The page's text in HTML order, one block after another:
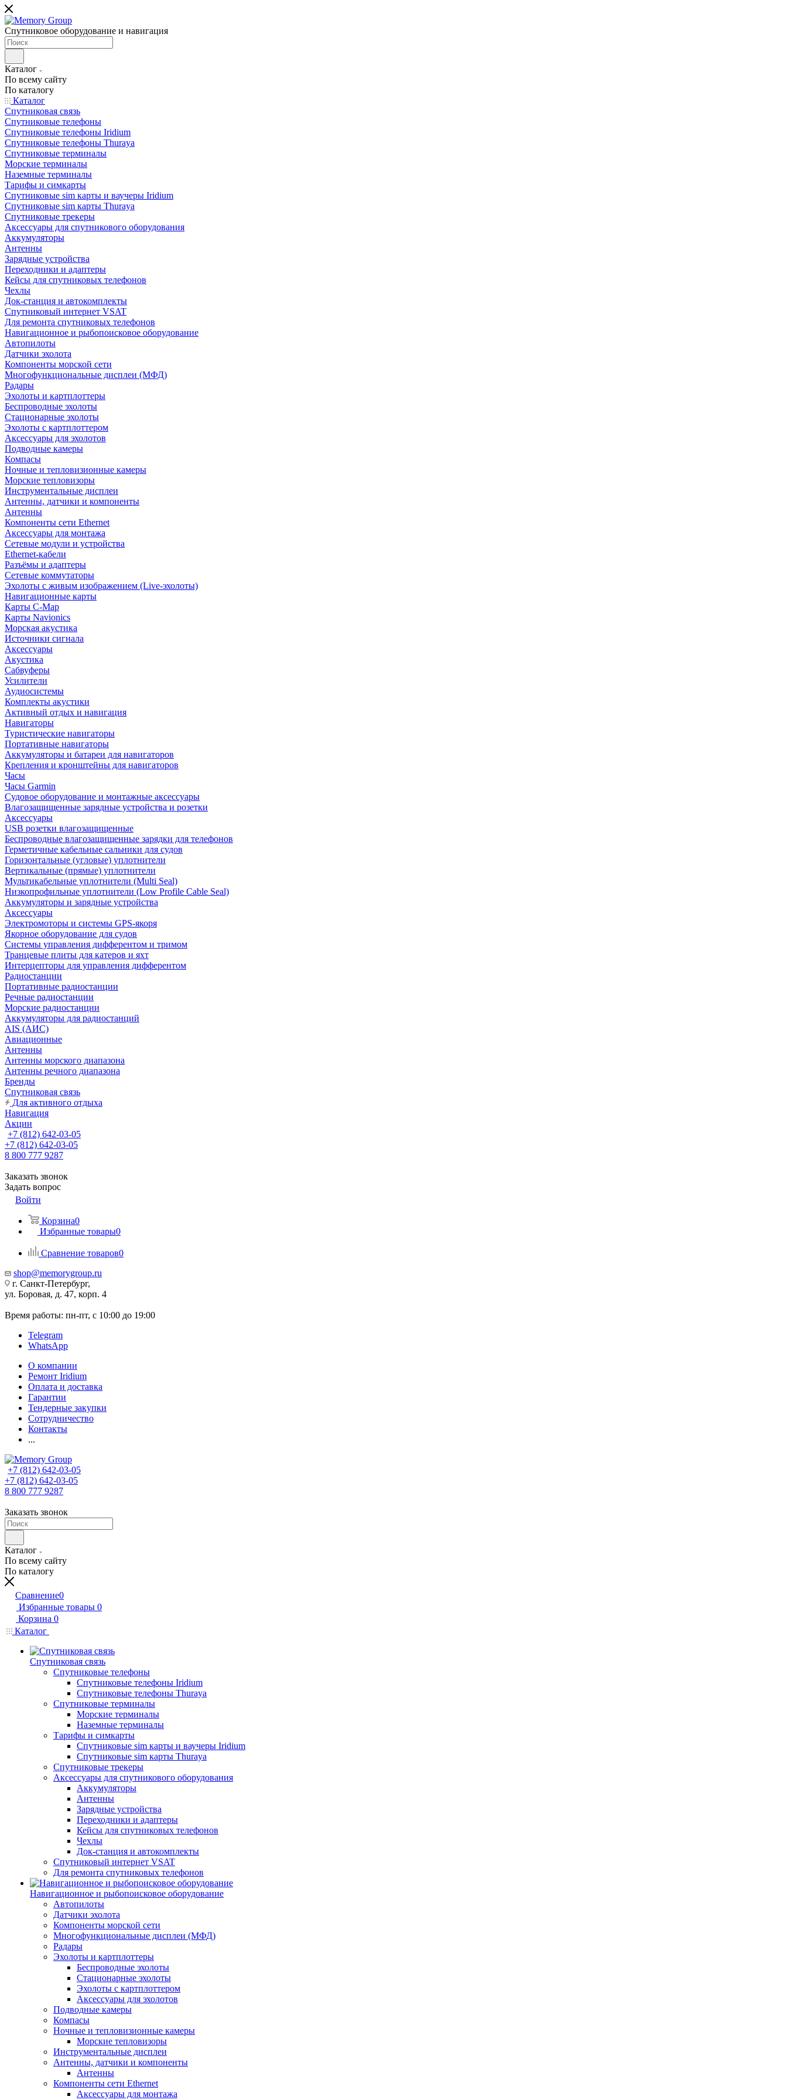
Спутниковое оборудование и навигация
Каталог
По всему сайту
По каталогу
Каталог
Спутниковая связь
Спутниковые телефоны
Спутниковые телефоны Iridium
Спутниковые телефоны Thuraya
Спутниковые терминалы
Морские терминалы
Наземные терминалы
Тарифы и симкарты
Спутниковые sim карты и ваучеры Iridium
Спутниковые sim карты Thuraya
Спутниковые трекеры
Аксессуары для спутникового оборудования
Аккумуляторы
Антенны
Зарядные устройства
Переходники и адаптеры
Кейсы для спутниковых телефонов
Чехлы
Док-станция и автокомплекты
Спутниковый интернет VSAT
Для ремонта спутниковых телефонов
Навигационное и рыбопоисковое оборудование
Автопилоты
Датчики эхолота
Компоненты морской сети
Многофункциональные дисплеи (МФД)
Радары
Эхолоты и картплоттеры
Беспроводные эхолоты
Стационарные эхолоты
Эхолоты с картплоттером
Аксессуары для эхолотов
Подводные камеры
Компасы
Ночные и тепловизионные камеры
Морские тепловизоры
Инструментальные дисплеи
Антенны, датчики и компоненты
Антенны
Компоненты сети Ethernet
Аксессуары для монтажа
Сетевые модули и устройства
Ethernet-кабели
Разъёмы и адаптеры
Сетевые коммутаторы
Эхолоты с живым изображением (Live-эхолоты)
Навигационные карты
Карты C-Map
Карты Navionics
Морская акустика
Источники сигнала
Аксессуары
Акустика
Сабвуферы
Усилители
Аудиосистемы
Комплекты акустики
Активный отдых и навигация
Навигаторы
Туристические навигаторы
Портативные навигаторы
Аккумуляторы и батареи для навигаторов
Крепления и кронштейны для навигаторов
Часы
Часы Garmin
Судовое оборудование и монтажные аксессуары
Влагозащищенные зарядные устройства и розетки
Аксессуары
USB розетки влагозащищенные
Беспроводные влагозащищенные зарядки для телефонов
Герметичные кабельные сальники для судов
Горизонтальные (угловые) уплотнители
Вертикальные (прямые) уплотнители
Мультикабельные уплотнители (Multi Seal)
Низкопрофильные уплотнители (Low Profile Cable Seal)
Аккумуляторы и зарядные устройства
Аксессуары
Электромоторы и системы GPS-якоря
Якорное оборудование для судов
Системы управления дифферентом и тримом
Транцевые плиты для катеров и яхт
Интерцепторы для управления дифферентом
Радиостанции
Портативные радиостанции
Речные радиостанции
Морские радиостанции
Аккумуляторы для радиостанций
AIS (АИС)
Авиационные
Антенны
Антенны морского диапазона
Антенны речного диапазона
Бренды
Спутниковая связь
Для активного отдыха
Навигация
Акции
+7 (812) 642-03-05
+7 (812) 642-03-05
8 800 777 9287
Заказать звонок
Задать вопрос
Войти
Корзина0
Избранные товары0
Сравнение товаров0
shop@memorygroup.ru
г. Санкт-Петербург,
ул. Боровая, д. 47, корп. 4
Время работы: пн-пт, с 10:00 до 19:00
Telegram
WhatsApp
О компании
Ремонт Iridium
Оплата и доставка
Гарантии
Тендерные закупки
Сотрудничество
Контакты
...
+7 (812) 642-03-05
+7 (812) 642-03-05
8 800 777 9287
Заказать звонок
Каталог
По всему сайту
По каталогу
Сравнение0
Избранные товары 0
Корзина 0
Каталог
Спутниковая связь
Спутниковые телефоны
Спутниковые телефоны Iridium
Спутниковые телефоны Thuraya
Спутниковые терминалы
Морские терминалы
Наземные терминалы
Тарифы и симкарты
Спутниковые sim карты и ваучеры Iridium
Спутниковые sim карты Thuraya
Спутниковые трекеры
Аксессуары для спутникового оборудования
Аккумуляторы
Антенны
Зарядные устройства
Переходники и адаптеры
Кейсы для спутниковых телефонов
Чехлы
Док-станция и автокомплекты
Спутниковый интернет VSAT
Для ремонта спутниковых телефонов
Навигационное и рыбопоисковое оборудование
Автопилоты
Датчики эхолота
Компоненты морской сети
Многофункциональные дисплеи (МФД)
Радары
Эхолоты и картплоттеры
Беспроводные эхолоты
Стационарные эхолоты
Эхолоты с картплоттером
Аксессуары для эхолотов
Подводные камеры
Компасы
Ночные и тепловизионные камеры
Морские тепловизоры
Инструментальные дисплеи
Антенны, датчики и компоненты
Антенны
Компоненты сети Ethernet
Аксессуары для монтажа